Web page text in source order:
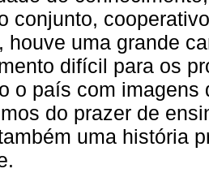
conjunto,
houve uma grande
difícil para os
o país com imagens
do prazer de
uma história